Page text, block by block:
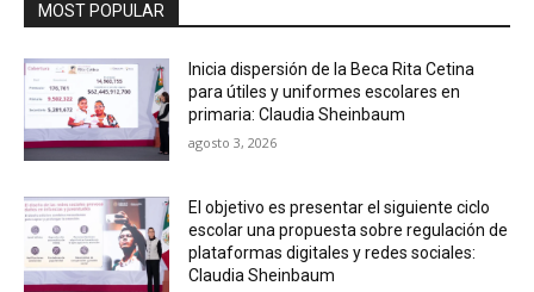
MOST POPULAR
Inicia dispersión de la Beca Rita Cetina
para útiles y uniformes escolares en
primaria: Claudia Sheinbaum
agosto 3, 2026
El objetivo es presentar el siguiente ciclo
escolar una propuesta sobre regulación de
plataformas digitales y redes sociales:
Claudia Sheinbaum